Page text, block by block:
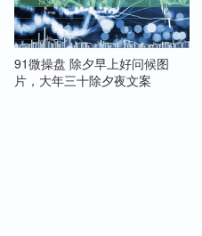
91微操盘 除夕早上好问候图
片，大年三十除夕夜文案